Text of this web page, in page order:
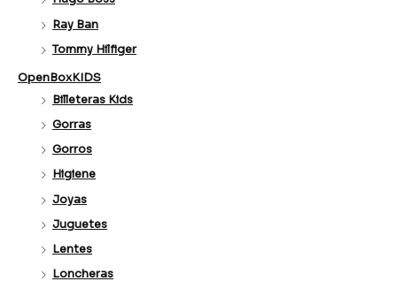
Ray Ban
Tommy Hilfiger
OpenBoxKIDS
Billeteras Kids
Gorras
Gorros
Higiene
Joyas
Juguetes
Lentes
Loncheras